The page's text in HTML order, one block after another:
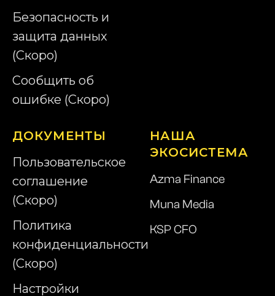
Безопасность и
защита данных
(Скоро)
Сообщить об
ошибке (Скоро)
ДОКУМЕНТЫ
Пользовательское
соглашение
(Скоро)
Политика
конфиденциальности
(Скоро)
Настройки
НАША
ЭКОСИСТЕМА
Azma Finance
Muna Media
KSP CFO